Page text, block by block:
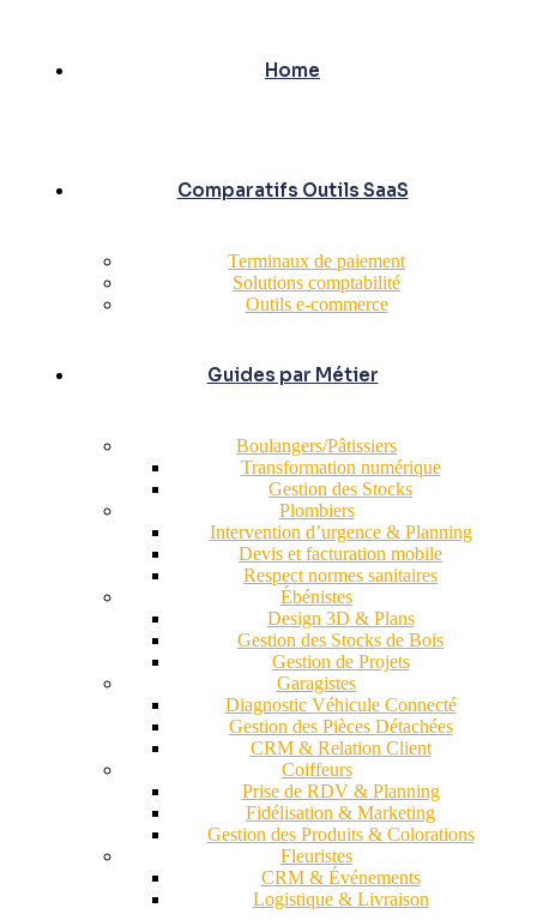
Home
Comparatifs Outils SaaS
Terminaux de paiement
Solutions comptabilité
Outils e-commerce
Guides par Métier
Boulangers/Pâtissiers
Transformation numérique
Gestion des Stocks
Plombiers
Intervention d’urgence & Planning
Devis et facturation mobile
Respect normes sanitaires
Ébénistes
Design 3D & Plans
Gestion des Stocks de Bois
Gestion de Projets
Garagistes
Diagnostic Véhicule Connecté
Gestion des Pièces Détachées
CRM & Relation Client
Coiffeurs
Prise de RDV & Planning
Fidélisation & Marketing
Gestion des Produits & Colorations
Fleuristes
CRM & Événements
Logistique & Livraison